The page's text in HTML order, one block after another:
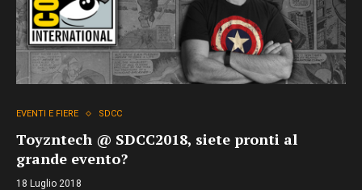
EVENTI E FIERE SDCC
Toyzntech @ SDCC2018, siete pronti al
grande evento?
18 Luglio 2018